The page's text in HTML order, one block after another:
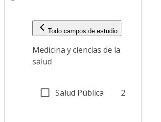
Todo campos de estudio
Medicina y ciencias de la
salud
Salud Pública 2